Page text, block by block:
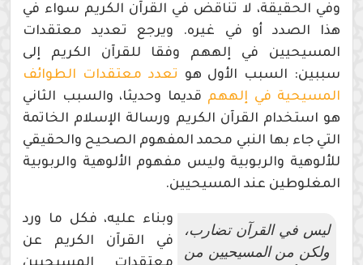
وفي الحقيقة، لا تناقض في القرآن الكريم سواء في
هذا الصدد أو في غيره. ويرجع تعديد معتقدات
المسيحيين في إلههم وفقا للقرآن الكريم إلى
سببين: السبب الأول هو تعدد معتقدات الطوائف
المسيحية في إلههم قديما وحديثا، والسبب الثاني
هو استخدام القرآن الكريم ورسالة الإسلام الخاتمة
التي جاء بها النبي محمد المفهوم الصحيح والحقيقي
للألوهية والربوبية وليس مفهوم الألوهية والربوبية
المغلوطين عند المسيحيين.
ليس في القرآن تضارب،
ولكن من المسيحيين من
وبناء عليه، فكل ما ورد
في القرآن الكريم عن